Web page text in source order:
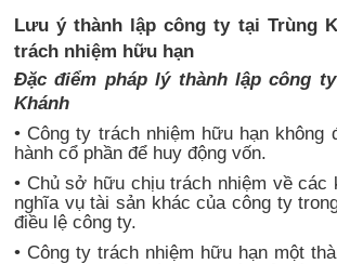
Lưu ý thành lập công ty tại Trùng
trách nhiệm hữu hạn
Đặc điểm pháp lý thành lập công
Khánh
• Công ty trách nhiệm hữu hạn không
hành cổ phần để huy động vốn.
• Chủ sở hữu chịu trách nhiệm về các
nghĩa vụ tài sản khác của công ty
điều lệ công ty.
• Công ty trách nhiệm hữu hạn một